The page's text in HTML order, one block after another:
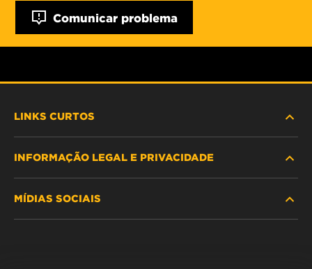
Comunicar problema
LINKS CURTOS
ONDE COMPRAR
INFORMAÇÃO LEGAL E PRIVACIDADE
MÍDIAS SOCIAIS